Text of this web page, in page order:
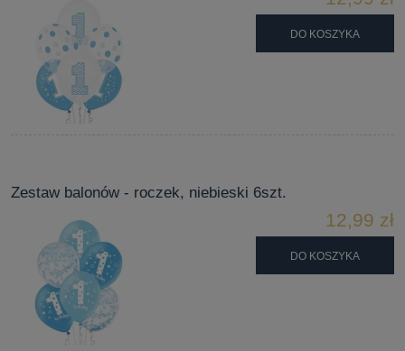
DO KOSZYKA
Zestaw balonów - roczek, niebieski 6szt.
12,99 zł
DO KOSZYKA